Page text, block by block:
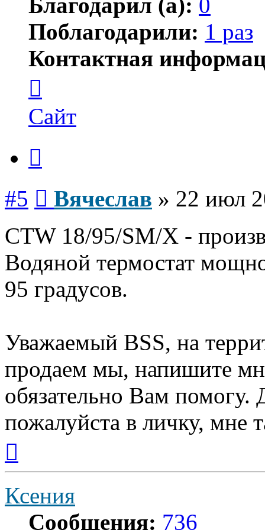
Благодарил (а): 0
Поблагодарили: 1 раз
Контактная
пользователя
Вячеслав
Сайт
#5 Вячеслав » 22 июл
CTW 18/95/SM/X -
Водяной термостат
95 градусов.
Уважаемый BSS, на
продаем мы, напишите
обязательно Вам
пожалуйста в личку, мне
началу
Ксения
Сообщения: 736